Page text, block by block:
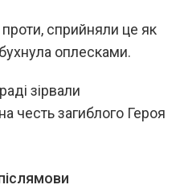
сприйняли це як
оплесками.